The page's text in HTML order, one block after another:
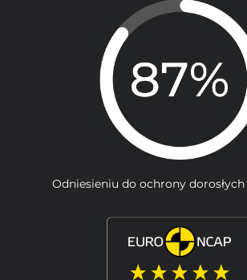
Odniesieniu do ochrony